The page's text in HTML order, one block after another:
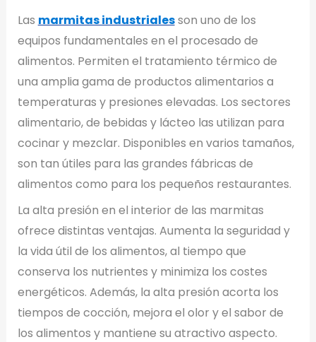
Las marmitas industrialesson uno de los
equipos fundamentales en el procesado de
alimentos. Permiten el tratamiento térmico de
una amplia gama de productos alimentarios a
temperaturas y presiones elevadas. Los sectores
alimentario, de bebidas y lácteo las utilizan para
cocinar y mezclar. Disponibles en varios tamaños,
son tan útiles para las grandes fábricas de
alimentos como para los pequeños restaurantes.
La alta presión en el interior de las marmitas
ofrece distintas ventajas. Aumenta la seguridad y
la vida útil de los alimentos, al tiempo que
conserva los nutrientes y minimiza los costes
energéticos. Además, la alta presión acorta los
tiempos de cocción, mejora el olor y el sabor de
los alimentos y mantiene su atractivo aspecto.